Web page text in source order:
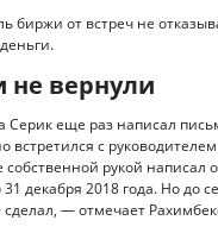
биржи от встреч не
не вернули
Серик еще раз написал
встретился с
рукой написал
декабря 2018 года. Но до
сделал, — отмечает